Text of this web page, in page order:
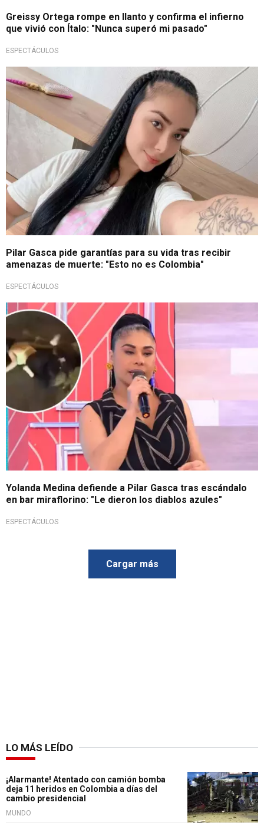
Greissy Ortega rompe en llanto y confirma el infierno
que vivió con Ítalo: "Nunca superó mi pasado"
ESPECTÁCULOS
Grave acusación
Pilar Gasca pide garantías para su vida tras recibir
amenazas de muerte: "Esto no es Colombia"
ESPECTÁCULOS
Puso el pecho
Yolanda Medina defiende a Pilar Gasca tras escándalo
en bar miraflorino: "Le dieron los diablos azules"
ESPECTÁCULOS
Cargar más
LO MÁS LEÍDO
¡Alarmante! Atentado con camión bomba
deja 11 heridos en Colombia a días del
cambio presidencial
MUNDO